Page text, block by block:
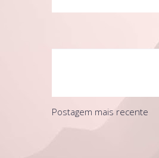
Postagem mais recente